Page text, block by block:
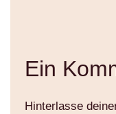
Hinterlasse
Ein